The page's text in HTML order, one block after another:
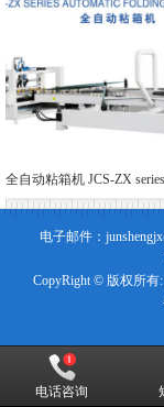
电子邮件：
CopyRight © 版权所有:
电话咨询